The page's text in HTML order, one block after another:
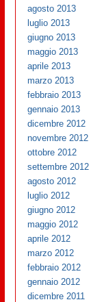
agosto 2013
luglio 2013
giugno 2013
maggio 2013
aprile 2013
marzo 2013
febbraio 2013
gennaio 2013
dicembre 2012
novembre 2012
ottobre 2012
settembre 2012
agosto 2012
luglio 2012
giugno 2012
maggio 2012
aprile 2012
marzo 2012
febbraio 2012
gennaio 2012
dicembre 2011